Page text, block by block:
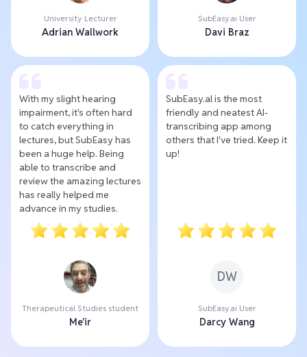
University Lecturer
Adrian Wallwork
SubEasy.ai User
Davi Braz
With my slight hearing
impairment, it's often hard
to catch everything in
lectures, but SubEasy has
been a huge help. Being
able to transcribe and
review the amazing lectures
has really helped me
advance in my studies.
Therapeutical Studies student
Me'ir
SubEasy.al is the most
friendly and neatest AI-
transcribing app among
others that I've tried. Keep it
up!
DW
SubEasy.ai User
Darcy Wang